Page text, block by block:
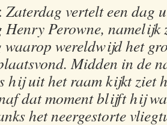
Zaterdag vertelt een dag
Perowne,
waarop wereldwijd het
Midden in de
hij uit het raam kijkt ziet
dat moment blijft hij
het neergestorte